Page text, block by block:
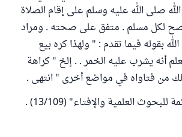
صلى الله عليه وسلم على إقام الصلاة
لكل مسلم . متفق على صحته . ومراد
بقوله فيما تقدم : " ولهذا كره بيع
أنه يشرب عليه الخمر . . إلخ " كراهة
من فتاواه في مواضع أخرى " انتهى .
العلمية والإفتاء" (13/109) .